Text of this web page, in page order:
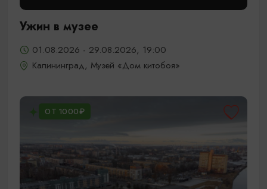
Ужин в музее
01.08.2026 - 29.08.2026, 19:00
Калининград, Музей «Дом китобоя»
ОТ 1000₽